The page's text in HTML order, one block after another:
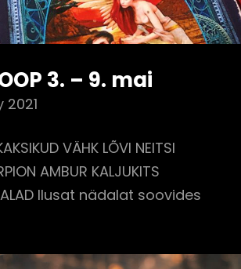
3. – 9. mai
2021
VÄHK LÕVI NEITSI
AMBUR KALJUKITS
Ilusat nädalat soovides